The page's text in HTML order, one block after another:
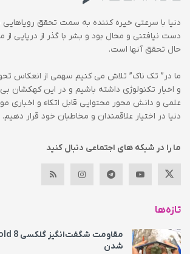
دنیا با سرعتی خیره کننده به سمت تحقق رویاهایی
دست نیافتنی و محال بود و بشر با گذر از دریایی
حال تحقق آنها است.
ما در” تک ناک” تلاش می کنیم سهمی از انعکاس
و اخبار تکنولوژی داشته باشیم و در این کهکشان
علمی و دانش محور محتوایی قابل اتکاء و اخباری
دنیا در اختیار علاقمندان و مخاطبان خود قرار دهیم.
ما را در شبکه های اجتماعی دنبال کنید
تازه‌ها
شدن